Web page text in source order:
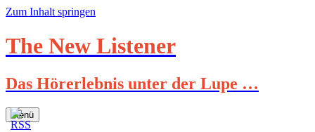
Zum Inhalt springen
The New Listener
Das Hörerlebnis unter der Lupe …
Menü